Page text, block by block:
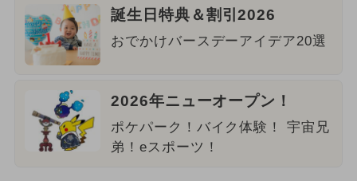
誕生日特典＆割引2026
おでかけバースデーアイデア20選
2026年ニューオープン！
ポケパーク！バイク体験！ 宇宙兄
弟！eスポーツ！